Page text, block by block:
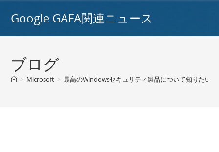
Google GAFA関連ニュース
ブログ
> Microsoft > 最高のWindowsセキュリティ製品について知りたい